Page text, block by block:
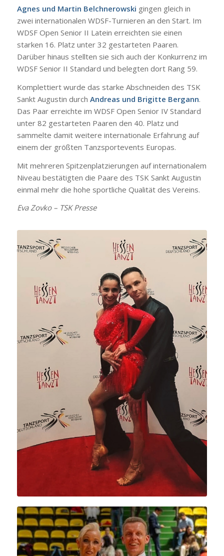
Agnes und Martin Belchnerowski gingen gleich in
zwei internationalen WDSF-Turnieren an den Start. Im
WDSF Open Senior II Latein erreichten sie einen
starken 16. Platz unter 32 gestarteten Paaren.
Darüber hinaus stellten sie sich auch der Konkurrenz im
WDSF Senior II Standard und belegten dort Rang 59.
Komplettiert wurde das starke Abschneiden des TSK
Sankt Augustin durch Andreas und Brigitte Bergann.
Das Paar erreichte im WDSF Open Senior IV Standard
unter 82 gestarteten Paaren den 40. Platz und
sammelte damit weitere internationale Erfahrung auf
einem der größten Tanzsportevents Europas.
Mit mehreren Spitzenplatzierungen auf internationalem
Niveau bestätigten die Paare des TSK Sankt Augustin
einmal mehr die hohe sportliche Qualität des Vereins.
Eva Zovko – TSK Presse